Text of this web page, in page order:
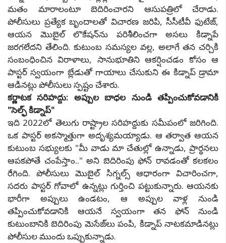
మతం మారాలంటూ బెదిరించారని ఆసుపత్రిలో చేరాడు.
పోలీసులు ప్రత్యేక బృందాలతో విచారణ జరిపి, సీసీటీవీ ఫుటేజ్,
ఆయన మొబైల్ లొకేషన్‌ను పరిశీలించగా అసలు కిడ్నాపే
జరగలేదని తేలింది. కుటుంబ సమస్యల వల్ల, అలాగే తన చర్చికి
సంబంధించిన విరాళాలు, సానుభూతిని ఆకర్షించడం కోసం ఆ
పాస్టర్ స్వయంగా బ్లేడుతో గాయాలు చేసుకుని ఈ కిడ్నాప్ డ్రామా
ఆడినట్లు పోలీసులు స్పష్టం చేశారు.
కర్ణాటక సరిహద్దు: అప్పుల బాధల నుండి తప్పించుకోవడానికి
"సెల్ఫ్ కిడ్నాప్"
ఇది 2022లో తెలుగు రాష్ట్రాల సరిహద్దుకు సమీపంలో జరిగింది.
ఒక పాస్టర్ అకస్మాత్తుగా అదృశ్యమయ్యాడు. ఆ తర్వాత ఆయన
కుటుంబ సభ్యులకు "మీ వాడు మా చేతుల్లో ఉన్నాడు, ప్రార్థనలు
ఆపకపోతే చంపేస్తాం.." అని బెదిరింపు ఫోన్ రావడంతో కలకలం
రేగింది. పోలీసులు మొబైల్ సిగ్నల్స్ ఆధారంగా విచారించగా,
సదరు పాస్టర్ గోవాలో ఉన్నట్లు గుర్తించి పట్టుకున్నారు. ఆయనకు
భారీగా అప్పులు ఉండటం, ఆ అప్పుల వాళ్ల నుండి
తప్పించుకోవడానికి ఆయనే స్వయంగా తన ఫోన్ నుండి
కుటుంబానికి బెదిరింపు మెసేజ్‌లు పంపి, కిడ్నాప్ నాటకమాడినట్లు
పోలీసుల ముందు ఒప్పుకున్నాడు.